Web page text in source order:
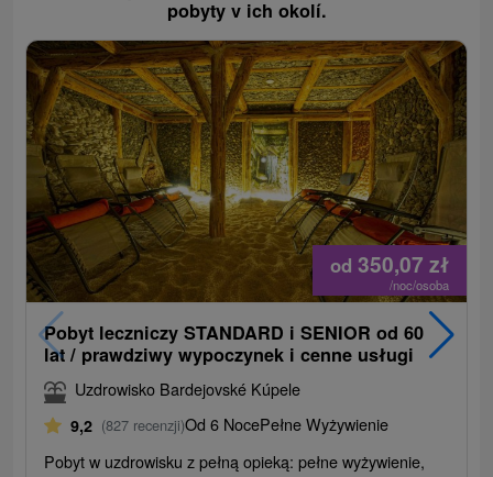
pobyty v ich okolí.
od 350,07zł
/noc/osoba
Pobyt leczniczy STANDARD i SENIOR od 60
lat / prawdziwy wypoczynek i cenne usługi
Uzdrowisko Bardejovské Kúpele
9,2 (827 recenzji)Od 6 NocePełne Wyżywienie
Pobyt w uzdrowisku z pełną opieką: pełne wyżywienie,